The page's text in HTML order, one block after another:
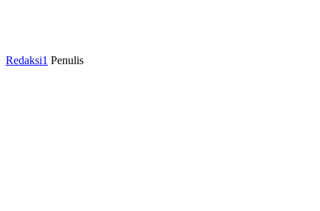
Redaksi1 Penulis